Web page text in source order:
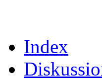
Index